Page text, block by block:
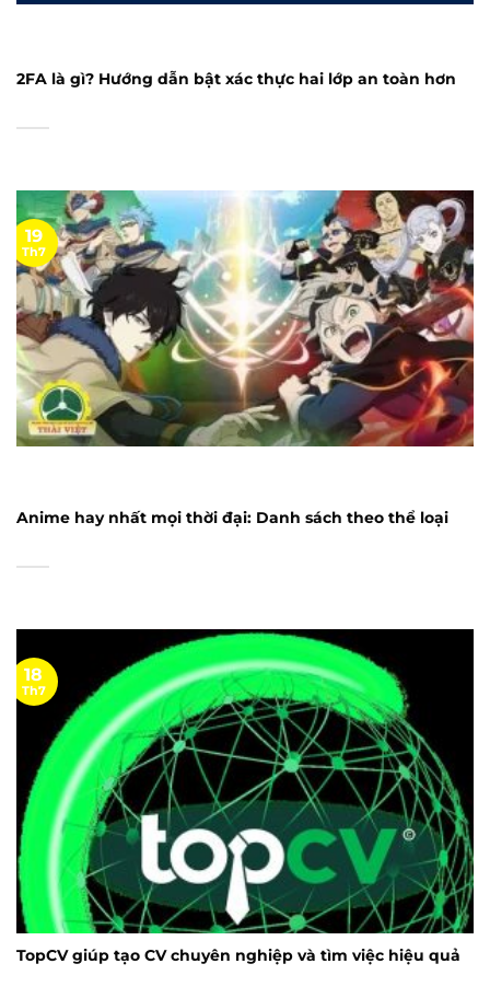
2FA là gì? Hướng dẫn bật xác thực hai lớp an toàn hơn
Anime hay nhất mọi thời đại: Danh sách theo thể loại
19
Th7
TopCV giúp tạo CV chuyên nghiệp và tìm việc hiệu quả
18
Th7